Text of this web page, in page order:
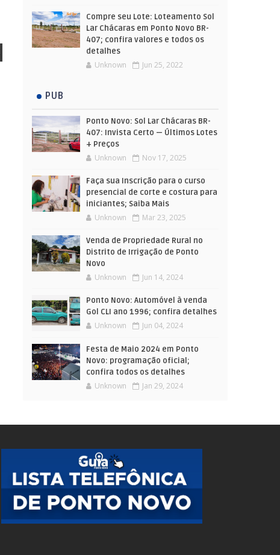
Compre seu Lote: Loteamento Sol
Lar Chácaras em Ponto Novo BR-
407; confira valores e todos os
detalhes
Unknown Jun 25, 2022
PUB
Ponto Novo: Sol Lar Chácaras BR-
407: Invista Certo — Últimos Lotes
+ Preços
Unknown Nov 17, 2025
Faça sua Inscrição para o curso
presencial de corte e costura para
iniciantes; Saiba Mais
Unknown Mar 23, 2025
Venda de Propriedade Rural no
Distrito de Irrigação de Ponto
Novo
Unknown Jun 14, 2024
Ponto Novo: Automóvel à venda
Gol CLI ano 1996; confira detalhes
Unknown Jun 04, 2024
Festa de Maio 2024 em Ponto
Novo: programação oficial;
confira todos os detalhes
Unknown Jan 29, 2024